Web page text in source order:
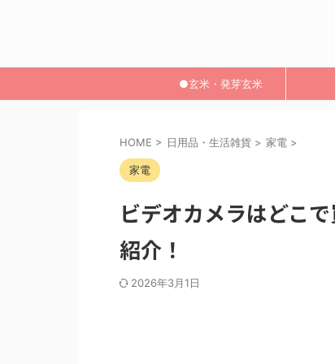
●玄米・発芽玄米
HOME > 日用品・生活雑貨 > 家電 >
家電
ビデオカメラはどこ
紹介！
2026年3月1日